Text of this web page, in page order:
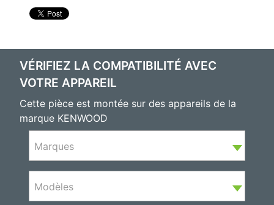
VÉRIFIEZ LA COMPATIBILITÉ AVEC
VOTRE APPAREIL
Cette pièce est montée sur des appareils de la
marque KENWOOD
Marques
Modèles